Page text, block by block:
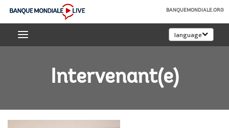
Skip
Main
Banque
mondiale
BANQUEMONDIALE.ORG
language
Intervenant(e)